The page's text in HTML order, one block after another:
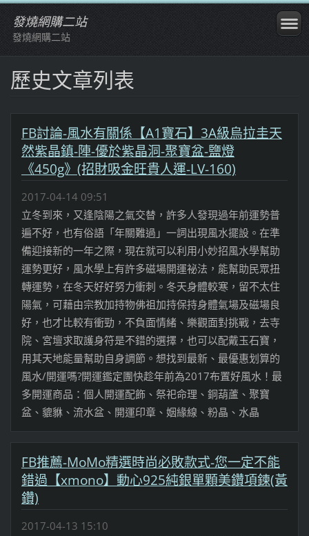
發燒網購二站
發燒網購二站
歷史文章列表
FB討論-風水有關係【A1寶石】3A級烏拉圭天
然紫晶鎮-陣-優於紫晶洞-聚寶盆-鹽燈
《450g》(招財吸金旺貴人運-LV-160)
2017-04-14 09:51
立冬到來，又逢陰陽之氣交替，許多人發現過年前運勢普
遍不好，也有俗語「年關難過」一詞出現風水擺設。在準
備迎接新的一年之際，現在就可以利用小妙招風水學幫助
運勢更好，風水學上有許多磁場開運祕法，能幫助民眾扭
轉運勢，在冬天好好努力衝刺。冬天身體較寒，留不太住
陽氣，可藉由宗教加持物佛祖加持保持身體氣場及磁場良
好，也才比較有衝勁，不負面情緒、樂觀面對挑戰，去寺
院、宮壇求取護身符是不錯的選擇，也可以配戴玉石寶，
用其天地能量幫助自身調節。想找到最新、最優惠划算的
風水/開運嗎?開運鑑定團快趁年前為2017布置好風水！最
多開運商品：個人開運配飾、祭祀命理、銅葫蘆、聚寶
盆、貔貅、流水盆、開運印章、姻緣線、粉晶、水晶
FB推薦-MoMo精選時尚必敗款式-您一定不能
錯過【xmono】動心925純銀單顆美鑽項鍊(黃
鑽)
2017-04-13 15:10